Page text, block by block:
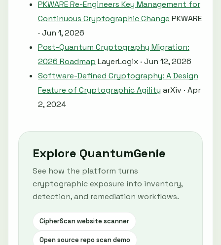
PKWARE Re-Engineers Key Management for
Continuous Cryptographic Change PKWARE
· Jun 1, 2026
Post-Quantum Cryptography Migration:
2026 Roadmap LayerLogix · Jun 12, 2026
Software-Defined Cryptography: A Design
Feature of Cryptographic Agility arXiv · Apr
2, 2024
Explore QuantumGenie
See how the platform turns
cryptographic exposure into inventory,
detection, and remediation workflows.
CipherScan website scanner
Open source repo scan demo